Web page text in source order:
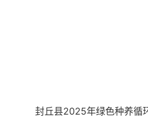
封丘县2025年绿色种养循